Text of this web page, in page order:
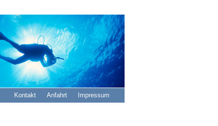
Navigation
überspringen
Kontakt Anfahrt Impressum